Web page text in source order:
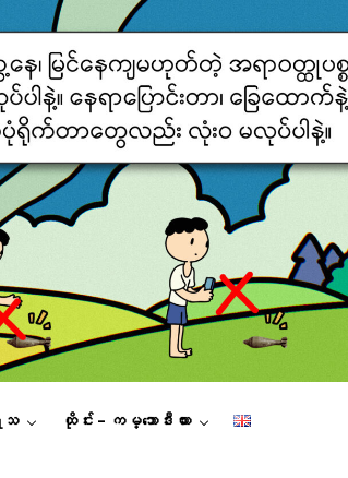
သ ထိုင်း – ကမ္ဘောဒီးယား